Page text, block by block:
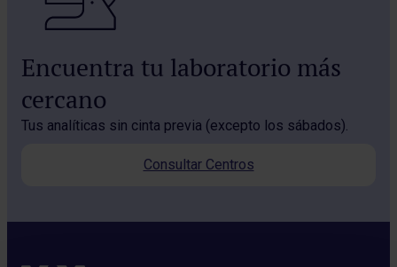
Encuentra tu laboratorio más
cercano
Tus analíticas sin cinta previa (excepto los sábados).
Consultar Centros